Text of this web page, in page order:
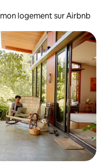
logement sur Airbnb